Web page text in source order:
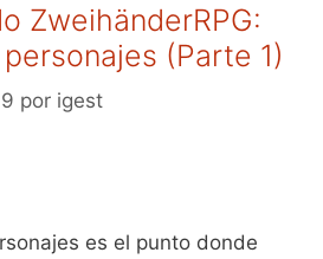
ZweihänderRPG:
(Parte 1)
por igest
es el punto donde